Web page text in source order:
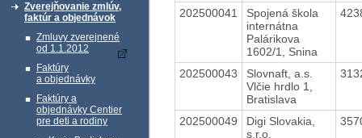
Zverejňovanie zmlúv,
faktúr a objednávok
Zmluvy zverejnené
od 1.1.2012
Faktúry
a objednávky
Faktúry a
objednávky Centier
pre deti a rodiny
202500041
Spojená škola
internátna
Palárikova
1602/1, Snina
202500043
Slovnaft, a.s.
Vlčie hrdlo 1,
Bratislava
202500049
Digi Slovakia,
s.r.o.